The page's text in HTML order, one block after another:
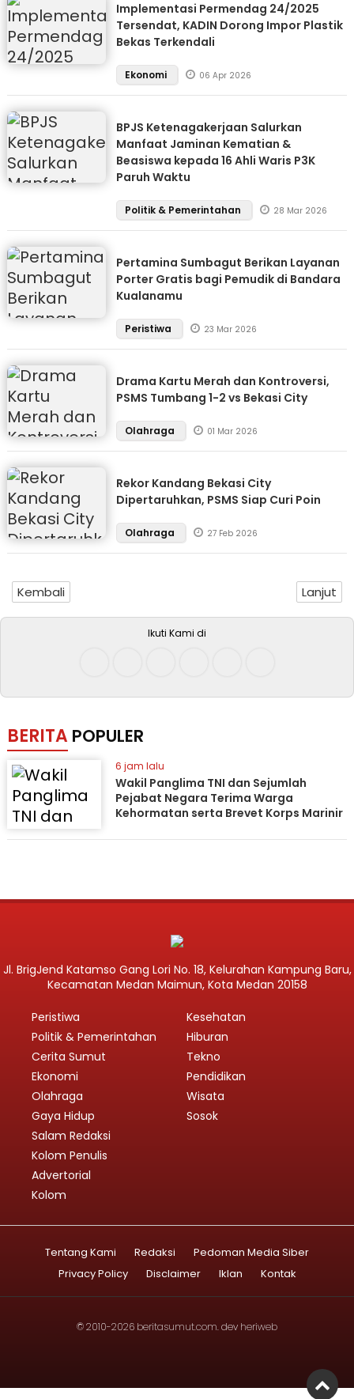
Implementasi Permendag 24/2025
Tersendat, KADIN Dorong Impor Plastik
Bekas Terkendali
Ekonomi 06 Apr 2026
BPJS Ketenagakerjaan Salurkan
Manfaat Jaminan Kematian &
Beasiswa kepada 16 Ahli Waris P3K
Paruh Waktu
Politik & Pemerintahan 28 Mar 2026
Pertamina Sumbagut Berikan Layanan
Porter Gratis bagi Pemudik di Bandara
Kualanamu
Peristiwa 23 Mar 2026
Drama Kartu Merah dan Kontroversi,
PSMS Tumbang 1-2 vs Bekasi City
Olahraga 01 Mar 2026
Rekor Kandang Bekasi City
Dipertaruhkan, PSMS Siap Curi Poin
Olahraga 27 Feb 2026
Kembali Lanjut
Ikuti Kami di
BERITA POPULER
6 jam lalu
Wakil Panglima TNI dan Sejumlah
Pejabat Negara Terima Warga
Kehormatan serta Brevet Korps Marinir
Jl. BrigJend Katamso Gang Lori No. 18, Kelurahan Kampung Baru,
Kecamatan Medan Maimun, Kota Medan 20158
Peristiwa
Politik & Pemerintahan
Cerita Sumut
Ekonomi
Olahraga
Gaya Hidup
Kesehatan
Hiburan
Tekno
Pendidikan
Wisata
Sosok
Salam Redaksi
Kolom Penulis
Advertorial
Kolom
Tentang Kami Redaksi
Pedoman Media Siber
Privacy Policy
Disclaimer Iklan Kontak
© 2010-2026 beritasumut.com. dev heriweb